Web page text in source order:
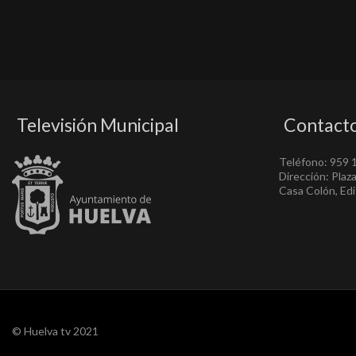
Televisión Municipal
Teléfono: 959
Dirección:
Casa Colón,
© Huelva tv 2021